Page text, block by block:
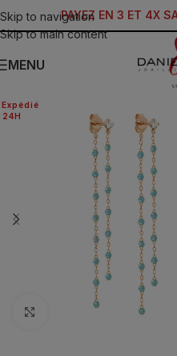
Skip to navigation
Skip to main content
PAYEZ EN 3 ET 4X
MENU
24H
Expédié
Click to enlarge